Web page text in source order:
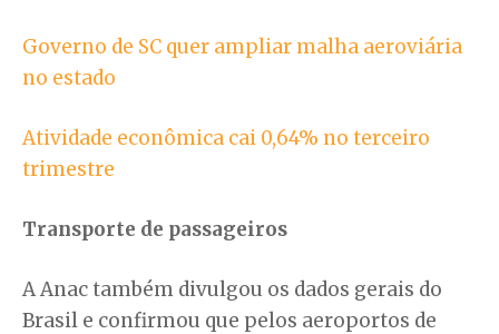
Governo de SC quer ampliar malha aeroviária
no estado
Atividade econômica cai 0,64% no terceiro
trimestre
Transporte de passageiros
A Anac também divulgou os dados gerais do
Brasil e confirmou que pelos aeroportos de